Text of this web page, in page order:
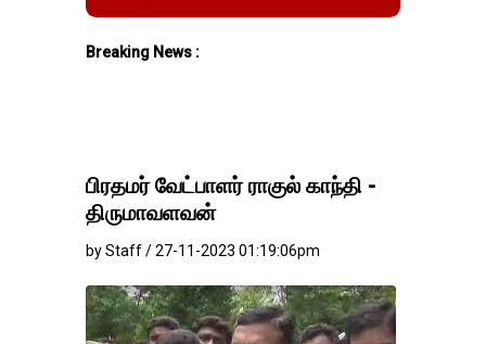
Breaking News :
பிரதமர் வேட்பாளர் ராகுல் காந்தி -
திருமாவளவன்
by Staff / 27-11-2023 01:19:06pm